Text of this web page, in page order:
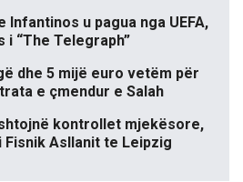
Infantinos u pagua nga UEFA,
“The Telegraph”
dhe 5 mijë euro vetëm për
e çmendur e Salah
kontrollet mjekësore,
Asllanit te Leipzig